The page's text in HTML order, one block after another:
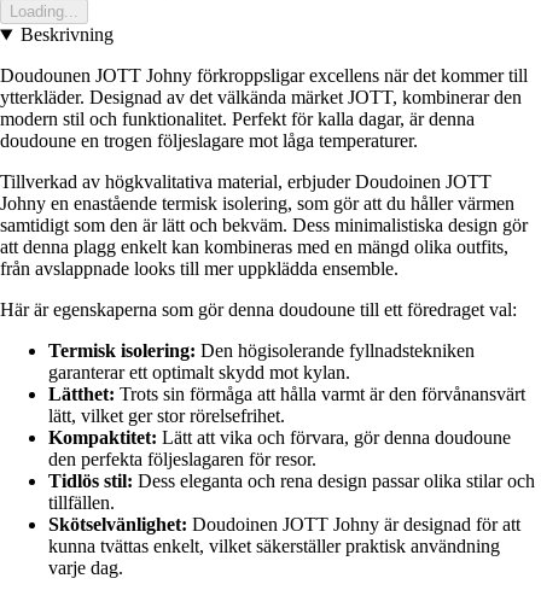
Loading...
Beskrivning
Doudounen JOTT Johny förkroppsligar excellens när det kommer till
ytterkläder. Designad av det välkända märket JOTT, kombinerar den
modern stil och funktionalitet. Perfekt för kalla dagar, är denna
doudoune en trogen följeslagare mot låga temperaturer.
Tillverkad av högkvalitativa material, erbjuder Doudoinen JOTT
Johny en enastående termisk isolering, som gör att du håller värmen
samtidigt som den är lätt och bekväm. Dess minimalistiska design gör
att denna plagg enkelt kan kombineras med en mängd olika outfits,
från avslappnade looks till mer uppklädda ensemble.
Här är egenskaperna som gör denna doudoune till ett föredraget val:
Termisk isolering: Den högisolerande fyllnadstekniken
garanterar ett optimalt skydd mot kylan.
Lätthet: Trots sin förmåga att hålla varmt är den förvånansvärt
lätt, vilket ger stor rörelsefrihet.
Kompaktitet: Lätt att vika och förvara, gör denna doudoune
den perfekta följeslagaren för resor.
Tidlös stil: Dess eleganta och rena design passar olika stilar och
tillfällen.
Skötselvänlighet: Doudoinen JOTT Johny är designad för att
kunna tvättas enkelt, vilket säkerställer praktisk användning
varje dag.